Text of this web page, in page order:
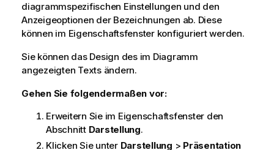
diagrammspezifischen Einstellungen und den
Anzeigeoptionen der Bezeichnungen ab. Diese
können im Eigenschaftsfenster konfiguriert werden.
Sie können das Design des im Diagramm
angezeigten Texts ändern.
Gehen Sie folgendermaßen vor:
Erweitern Sie im Eigenschaftsfenster den
Abschnitt Darstellung.
Klicken Sie unter Darstellung > Präsentation